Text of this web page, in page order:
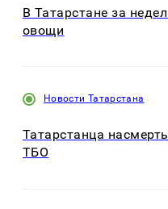
В Татарстане за
овощи
Новости Татарстана
Татарстанца
ТБО